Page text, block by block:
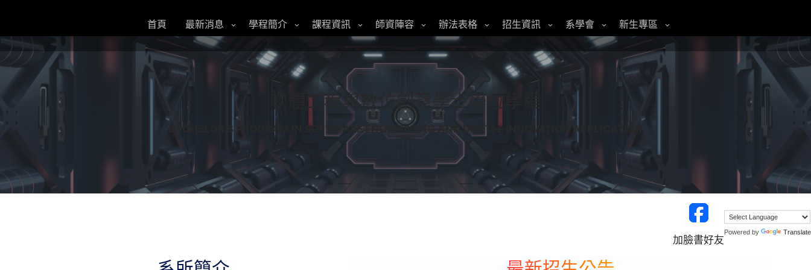
主
內
首頁 最新消息 學程簡介 課程資訊 師資陣容 辦法表格 招生資訊 系學會 新生專區
軟體工程與數位創意學士學位學程
BACHELOR'S PROGRAM IN SOFTWARE ENGINEERING AND DIGITAL INNOVATION APPLICATION
加臉書好友
Powered by Translate